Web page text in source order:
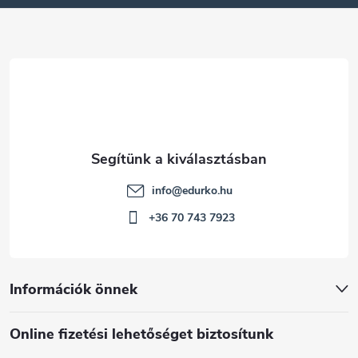
é
Információk önnek
Online fizetési lehetőséget biztosítunk
info@edurko.hu
+36 70 743 7923